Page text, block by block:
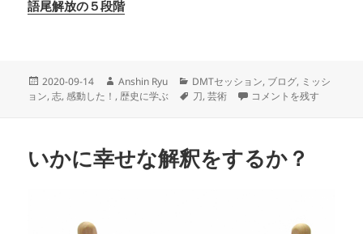
語尾解放の５段階
投
稿
2020-09-14
作
成
Anshin Ryu
カ
テ
DMTセッション, ブログ, ミッシ
ョン,志,感動した！ , 歴史に学ぶ
タ
刀,芸術 日本刀は芸術作品 に
コメントを残す
いかに幸せな解釈をするか？